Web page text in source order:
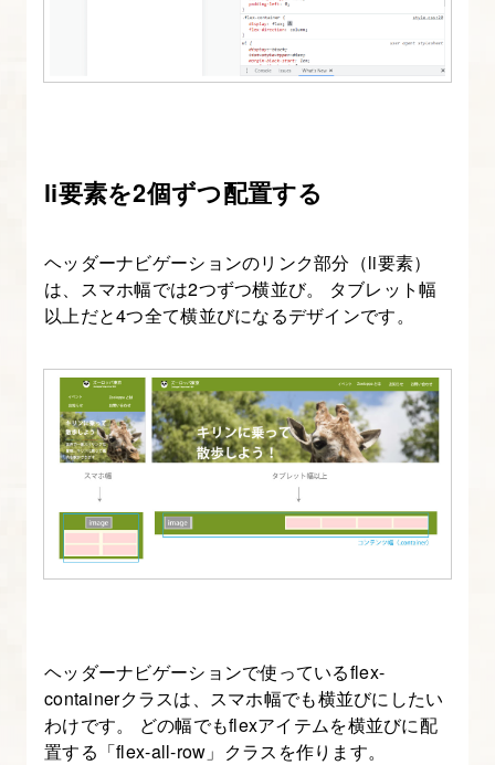
Zooloppa
li要素を2個ずつ配置する
ヘッダーナビゲーションのリンク部分（li要素）
は、スマホ幅では2つずつ横並び。 タブレット幅
以上だと4つ全て横並びになるデザインです。
ヘッダーナビゲーションで使っているflex-
containerクラスは、スマホ幅でも横並びにしたい
わけです。 どの幅でもflexアイテムを横並びに配
置する「flex-all-row」クラスを作ります。